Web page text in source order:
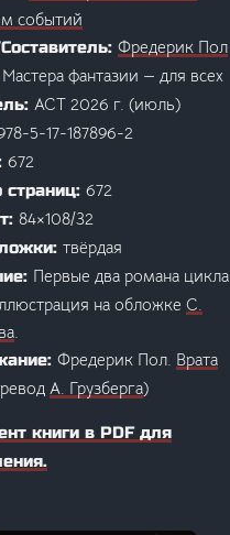
событий
Фредерик Пол
Мастера фантазии — для всех
АСТ 2026 г. (июль)
5-17-187896-2
672
страниц:672
84×108/32
твёрдая
Первые два романа цикла
на обложкеС.
.
Фредерик Пол. Врата
А. Грузберга)
книги в PDF для